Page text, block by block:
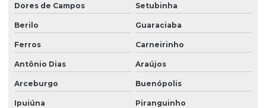
Dores de Campos Setubinha
Berilo Guaraciaba
Ferros Carneirinho
Antônio Dias Araújos
Arceburgo Buenópolis
Ipuiúna Piranguinho